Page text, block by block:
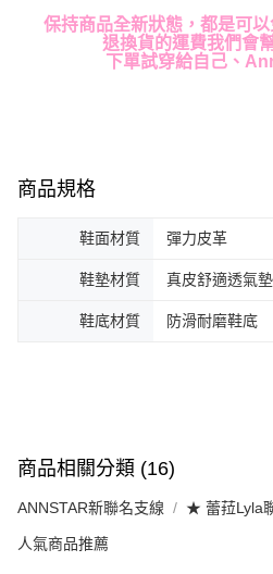
保持商品全新狀態，都是可以
退換貨的運費我們會
下單試穿給自己、
商品規格
鞋面材質 彈力皮革
鞋墊材質 真皮舒適透氣
鞋底材質 防滑耐磨鞋底
商品相關分類 (16)
ANNSTAR新聯名支線 ★ 蕾菈Lyla
人氣商品推薦